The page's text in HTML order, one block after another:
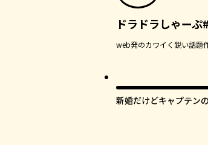
ドラドラしゃーぷ#
web発のカワイく鋭い話題
新婚だけどキャプテン